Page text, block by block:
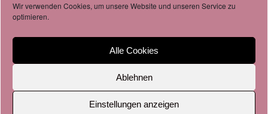
Wir verwenden Cookies, um unsere Website und unseren Service zu
optimieren.
Alle Cookies
Ablehnen
Einstellungen anzeigen
Cookie-Richtlinie
Impressum & Datenschutz Stolz präsentiert von WordPress